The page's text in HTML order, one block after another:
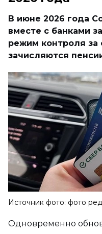
В июне 2026 года
вместе с банками
режим контроля за
зачисляются
Источник фото: фото
Одновременно